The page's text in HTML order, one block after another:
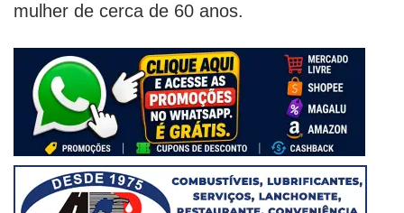
mulher de cerca de 60 anos.